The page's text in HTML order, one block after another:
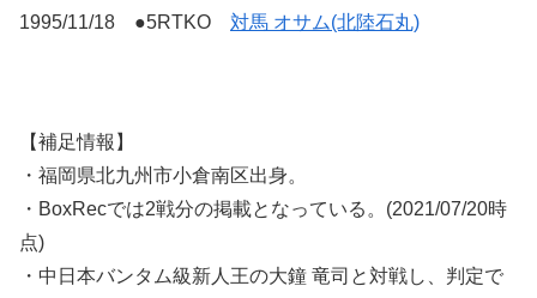
1995/11/18 ●5RTKO 対馬 オサム(北陸石丸)
【補足情報】
・福岡県北九州市小倉南区出身。
・BoxRecでは2戦分の掲載となっている。(2021/07/20時
点)
・中日本バンタム級新人王の大鐘 竜司と対戦し、判定で